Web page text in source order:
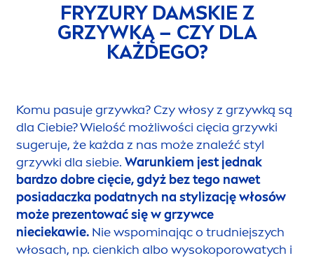
FRYZURY DAMSKIE Z
GRZYWKĄ – CZY DLA
KAŻDEGO?
Komu pasuje grzywka? Czy włosy z grzywką są
dla Ciebie? Wielość możliwości cięcia grzywki
sugeruje, że każda z nas może znaleźć styl
grzywki dla siebie. Warunkiem jest jednak
bardzo dobre cięcie, gdyż bez tego nawet
posiadaczka podatnych na stylizację włosów
może prezentować się w grzywce
nieciekawie. Nie wspominając o trudniejszych
włosach, np. cienkich albo wysokoporowatych i